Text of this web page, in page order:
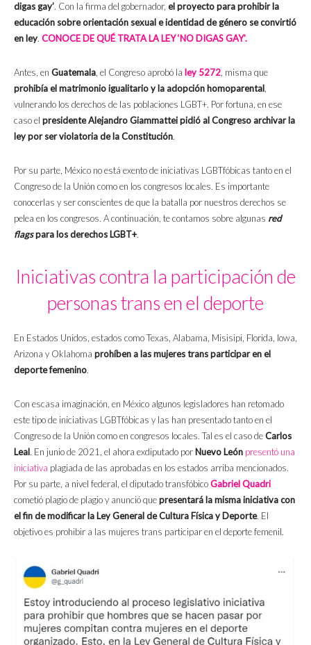
digas gay’. Con la firma del gobernador, el proyecto para prohibir la
educación sobre orientación sexual e identidad de género se convirtió
en ley. CONOCE DE QUÉ TRATA LA LEY ‘NO DIGAS GAY’.
Antes, en Guatemala, el Congreso aprobó la ley 5272, misma que
prohibía el matrimonio igualitario y la adopción homoparental,
vulnerando los derechos de las poblaciones LGBT+. Por fortuna, en ese
caso el presidente Alejandro Giammattei pidió al Congreso archivar la
ley por ser violatoria de laConstitución.
Por su parte, México no está exento de iniciativas LGBTfóbicas tanto en el
Congreso de la Unión como en los congresos locales. Es importante
conocerlas y ser conscientes de que la batalla por nuestros derechos se
pelea en los congresos. A continuación, te contamos sobre algunas red
flagspara los derechos LGBT+.
Iniciativas contra la participación de
personas trans en el deporte
En Estados Unidos, estados como Texas, Alabama, Misisipi, Florida, Iowa,
Arizona y Oklahoma prohíben a las mujeres trans participar en el
deporte femenino.
Con escasa imaginación, en México algunos legisladores han retomado
este tipo de iniciativas LGBTfóbicas y las han presentado tanto en el
Congreso de la Unión como en congresos locales. Tal es el caso deCarlos
Leal. En junio de 2021, el ahora exdiputado por Nuevo León presentó una
iniciativa plagiada de las aprobadas en los estados arriba mencionados.
Por su parte, a nivel federal, el diputado transfóbicoGabriel Quadri
cometió plagio de plagio y anunció quepresentará la misma iniciativa con
el fin de modificar la Ley General de Cultura Física y Deporte. El
objetivo es prohibir a las mujeres trans participar en el deporte femenil.